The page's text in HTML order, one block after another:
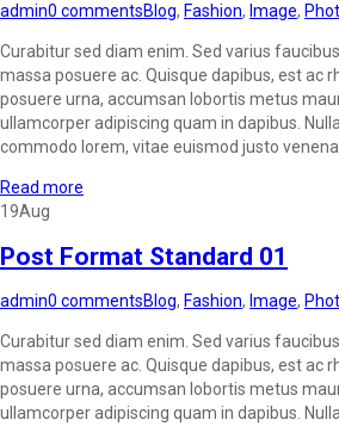
admin0 commentsBlog, Fashion, Image,
Curabitur sed diam enim. Sed varius
massa posuere ac. Quisque dapibus, est ac
posuere urna, accumsan lobortis metus
ullamcorper adipiscing quam in dapibus.
commodo lorem, vitae euismod justo
Read more
19Aug
Post Format Standard 01
admin0 commentsBlog, Fashion, Image,
Curabitur sed diam enim. Sed varius
massa posuere ac. Quisque dapibus, est ac
posuere urna, accumsan lobortis metus
ullamcorper adipiscing quam in dapibus.